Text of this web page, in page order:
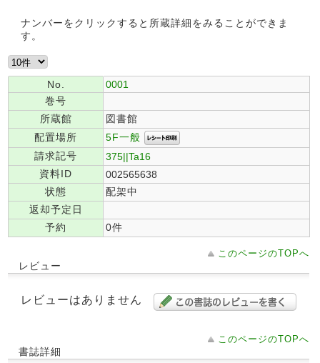
ナンバーをクリックすると所蔵詳細をみることができま
す。
No.
0001
巻号
所蔵館
図書館
配置場所
5F一般
請求記号
375||Ta16
資料ID
002565638
状態
配架中
返却予定日
予約
0件
このページのTOPへ
レビュー
レビューはありません
このページのTOPへ
書誌詳細